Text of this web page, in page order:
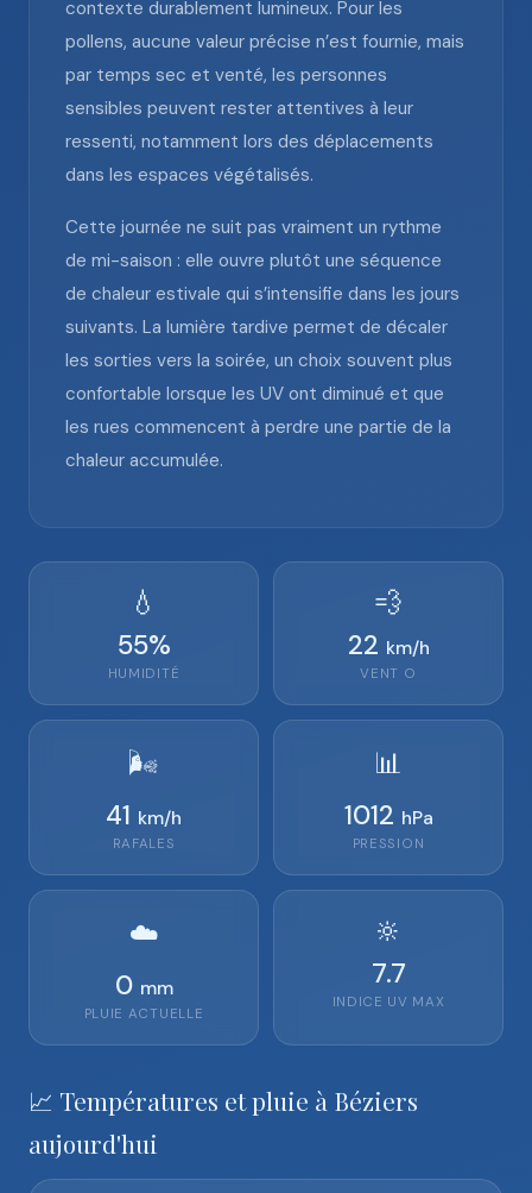
contexte durablement lumineux. Pour les
pollens, aucune valeur précise n’est fournie, mais
par temps sec et venté, les personnes
sensibles peuvent rester attentives à leur
ressenti, notamment lors des déplacements
dans les espaces végétalisés.
Cette journée ne suit pas vraiment un rythme
de mi-saison : elle ouvre plutôt une séquence
de chaleur estivale qui s’intensifie dans les jours
suivants. La lumière tardive permet de décaler
les sorties vers la soirée, un choix souvent plus
confortable lorsque les UV ont diminué et que
les rues commencent à perdre une partie de la
chaleur accumulée.
💧
55%
HUMIDITÉ
💨
22 km/h
VENT O
🌬️
41 km/h
RAFALES
📊
1012 hPa
PRESSION
☁️
0 mm
PLUIE ACTUELLE
🔆
7.7
INDICE UV MAX
📈 Températures et pluie à Béziers
aujourd'hui